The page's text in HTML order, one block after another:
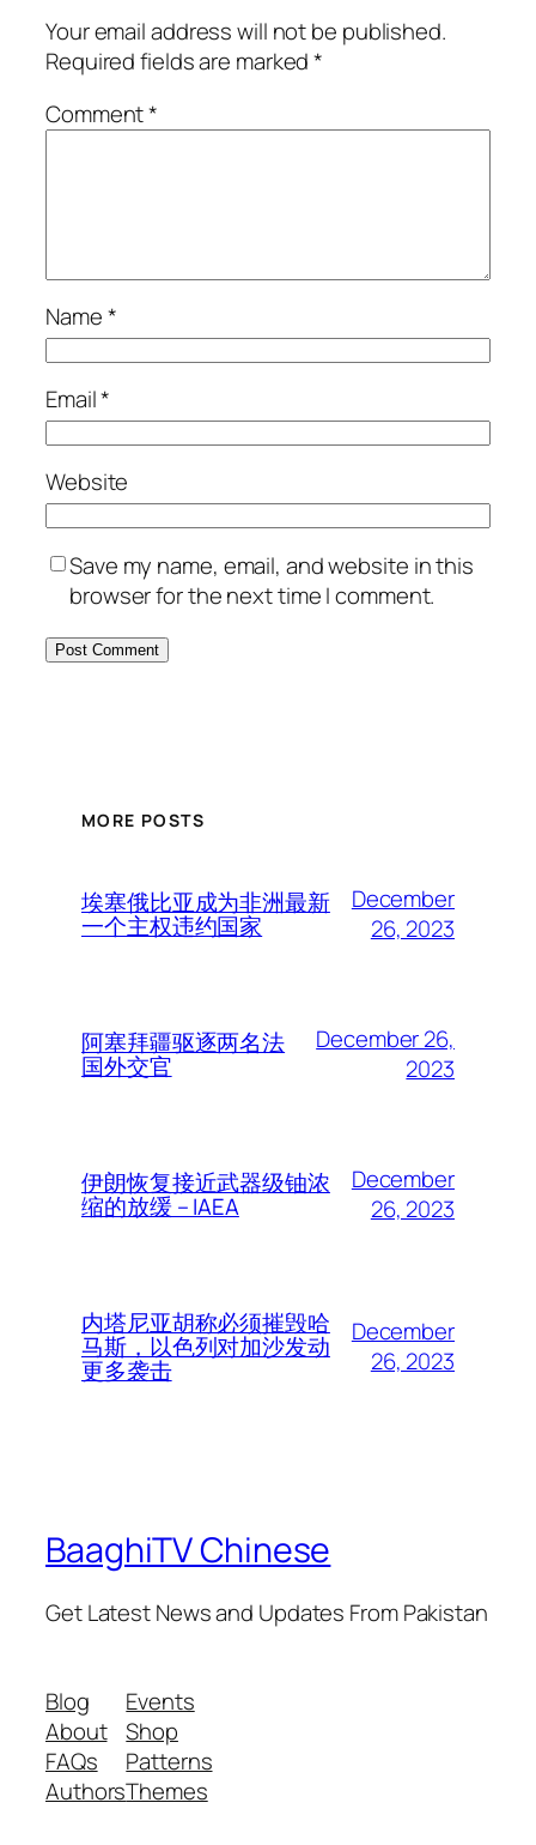
Your email address will not be published.
Required fields are marked*
Comment*
Name*
Email*
Website
Save my name, email, and website in this
browser for the next time I comment.
MORE POSTS
埃塞俄比亚成为非洲最新
一个主权违约国家
December
26, 2023
阿塞拜疆驱逐两名法
国外交官
December 26,
2023
伊朗恢复接近武器级铀浓
缩的放缓 – IAEA
December
26, 2023
内塔尼亚胡称必须摧毁哈
马斯，以色列对加沙发动
更多袭击
December
26, 2023
BaaghiTV Chinese
Get Latest News and Updates From Pakistan
Blog
About
FAQs
Authors
Events
Shop
Patterns
Themes